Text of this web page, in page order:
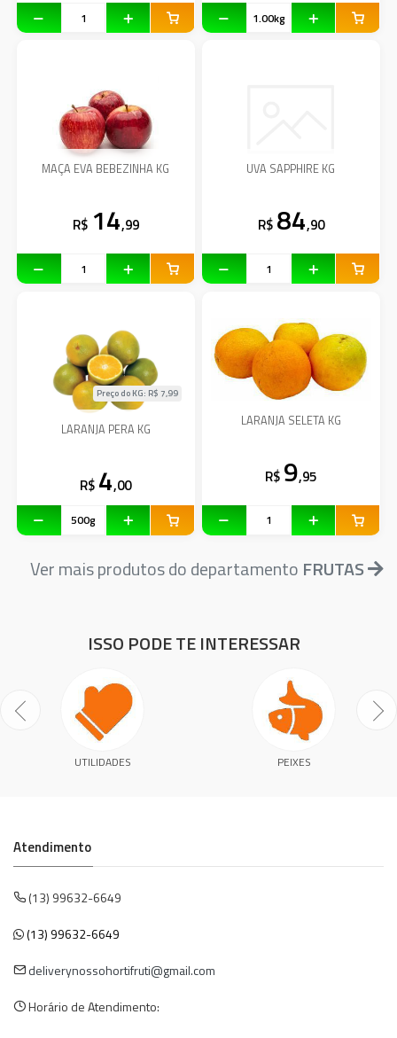
MAÇA EVA BEBEZINHA KG
R$ 14,99
UVA SAPPHIRE KG
R$ 84,90
LARANJA PERA KG
Preço do KG: R$ 7,99
R$ 4,00
LARANJA SELETA KG
R$ 9,95
Ver mais produtos do departamento FRUTAS
ISSO PODE TE INTERESSAR
UTILIDADES PEIXES
Atendimento
(13) 99632-6649
(13) 99632-6649
deliverynossohortifruti@gmail.com
Horário de Atendimento: